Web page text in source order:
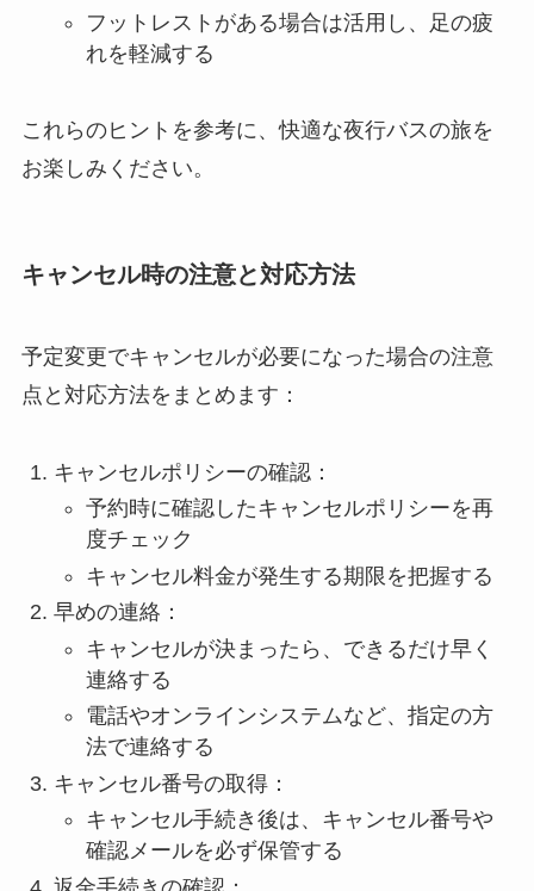
フットレストがある場合は活用し、足の疲
れを軽減する
これらのヒントを参考に、快適な夜行バスの旅を
お楽しみください。
キャンセル時の注意と対応方法
予定変更でキャンセルが必要になった場合の注意
点と対応方法をまとめます：
キャンセルポリシーの確認：
予約時に確認したキャンセルポリシーを再
度チェック
キャンセル料金が発生する期限を把握する
早めの連絡：
キャンセルが決まったら、できるだけ早く
連絡する
電話やオンラインシステムなど、指定の方
法で連絡する
キャンセル番号の取得：
キャンセル手続き後は、キャンセル番号や
確認メールを必ず保管する